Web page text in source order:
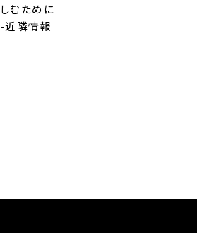
しむために
-近隣情報